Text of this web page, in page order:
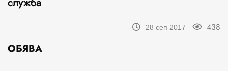
служба
28 сеп 2017 438
ОБЯВА